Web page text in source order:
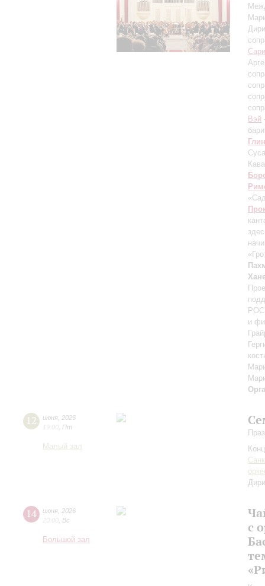
Вэй
и
12 июня 2026
19:00 Пт
Малый зал
14 июня 2026
20:00 Вс
Большой зал
с